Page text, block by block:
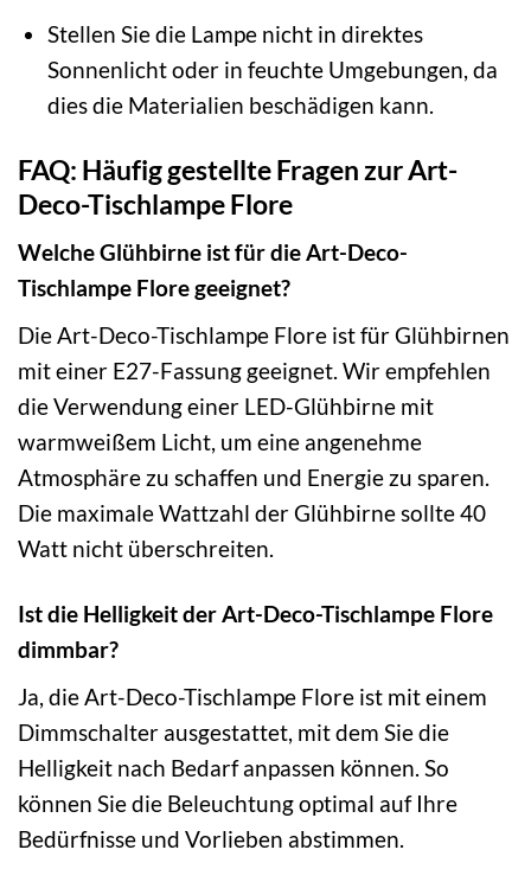
Stellen Sie die Lampe nicht in direktes
Sonnenlicht oder in feuchte Umgebungen, da
dies die Materialien beschädigen kann.
FAQ: Häufig gestellte Fragen zur Art-
Deco-Tischlampe Flore
Welche Glühbirne ist für die Art-Deco-
Tischlampe Flore geeignet?
Die Art-Deco-Tischlampe Flore ist für Glühbirnen
mit einer E27-Fassung geeignet. Wir empfehlen
die Verwendung einer LED-Glühbirne mit
warmweißem Licht, um eine angenehme
Atmosphäre zu schaffen und Energie zu sparen.
Die maximale Wattzahl der Glühbirne sollte 40
Watt nicht überschreiten.
Ist die Helligkeit der Art-Deco-Tischlampe Flore
dimmbar?
Ja, die Art-Deco-Tischlampe Flore ist mit einem
Dimmschalter ausgestattet, mit dem Sie die
Helligkeit nach Bedarf anpassen können. So
können Sie die Beleuchtung optimal auf Ihre
Bedürfnisse und Vorlieben abstimmen.